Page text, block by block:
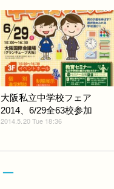
大阪私立中学校フェア
2014、6/29全63校参加
2014.5.20 Tue 18:36